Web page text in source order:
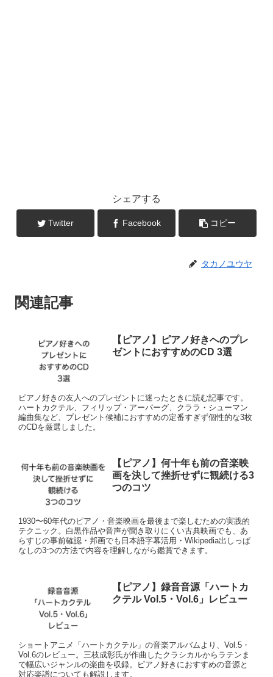
シェアする
Twitter Facebook コピー
タカノユウヤ
関連記事
【ピアノ】ピアノ好きへのプレ
ゼントにおすすめのCD 3選
ピアノ好きの友人へのプレゼントに迷ったときに読む記事です。
ハートカクテル、フィリップ・アーバーグ、クララ・シューマン
編曲集など、プレゼント候補におすすめの定番すぎず個性的な3枚
のCDを厳選しました。
【ピアノ】何十年も前の音楽映
画を決して挫折せずに観続ける3
つのコツ
1930〜60年代のピアノ・音楽映画を最後まで楽しむための実践的
テクニック。白黒作品や音声が聞き取りにくい古典映画でも、あ
らすじの事前確認・邦画でも日本語字幕活用・Wikipedia出しっぱ
なしの3つの方法で内容を理解しながら鑑賞できます。
【ピアノ】録音音源「ハートカ
クテル Vol.5・Vol.6」レビュー
ショートアニメ「ハートカクテル」の音楽アルバムより、Vol.5・
Vol.6のレビュー。三枝成彰氏が作曲したクラシカルからラテンま
で幅広いジャンルの楽曲を収録。ピアノ好きにおすすめの音源と
対応楽譜についても解説します。